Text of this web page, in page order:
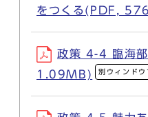
をつくる(PDF,
政策 4-4 臨海部
1.09MB)
別ウィンドウ